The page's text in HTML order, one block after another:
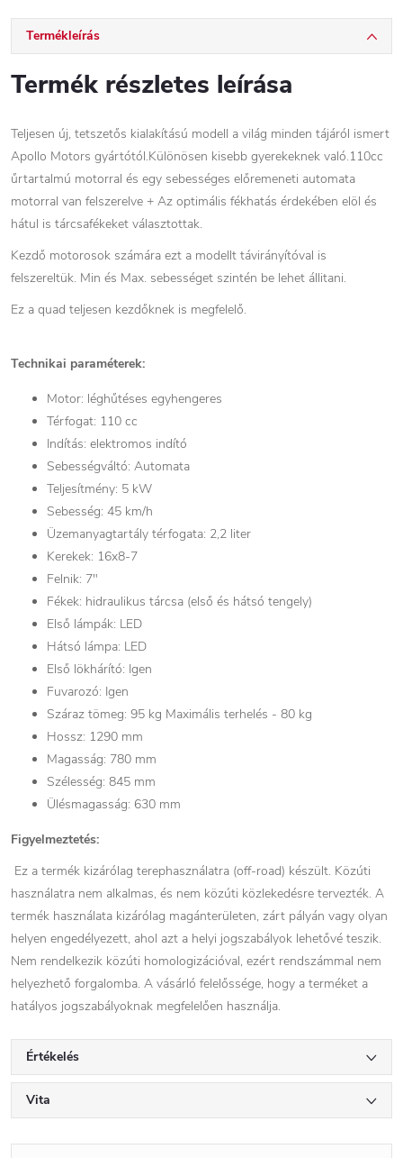
Termékleírás
Termék részletes leírása
Teljesen új, tetszetős kialakítású modell a világ minden tájáról ismert
Apollo Motors gyártótól.Különösen kisebb gyerekeknek való.110cc
űrtartalmú motorral és egy sebességes előremeneti automata
motorral van felszerelve + Az optimális fékhatás érdekében elöl és
hátul is tárcsafékeket választottak.
Kezdő motorosok számára ezt a modellt távirányítóval is
felszereltük. Min és Max. sebességet szintén be lehet állitani.
Ez a quad teljesen kezdőknek is megfelelő.
Technikai paraméterek:
Motor: léghűtéses egyhengeres
Térfogat: 110 cc
Indítás: elektromos indító
Sebességváltó: Automata
Teljesítmény: 5 kW
Sebesség: 45 km/h
Üzemanyagtartály térfogata: 2,2 liter
Kerekek: 16x8-7
Felnik: 7"
Fékek: hidraulikus tárcsa (első és hátsó tengely)
Első lámpák: LED
Hátsó lámpa: LED
Első lökhárító: Igen
Fuvarozó: Igen
Száraz tömeg: 95 kg Maximális terhelés - 80 kg
Hossz: 1290 mm
Magasság: 780 mm
Szélesség: 845 mm
Ülésmagasság: 630 mm
Figyelmeztetés:
Ez a termék kizárólag terephasználatra (off-road) készült. Közúti
használatra nem alkalmas, és nem közúti közlekedésre tervezték. A
termék használata kizárólag magánterületen, zárt pályán vagy olyan
helyen engedélyezett, ahol azt a helyi jogszabályok lehetővé teszik.
Nem rendelkezik közúti homologizációval, ezért rendszámmal nem
helyezhető forgalomba. A vásárló felelőssége, hogy a terméket a
hatályos jogszabályoknak megfelelően használja.
Értékelés
Vita